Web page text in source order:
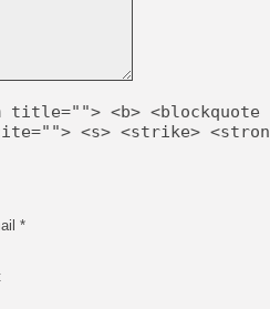
<b> <blockquote
<s> <strike>
*